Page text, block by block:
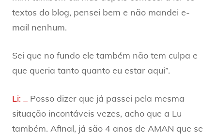
textos do blog, pensei bem e não mandei e-
mail nenhum.
Sei que no fundo ele também não tem culpa e
que queria tanto quanto eu estar aqui”.
Li: _
Posso dizer que já passei pela mesma
situação incontáveis vezes, acho que a Lu
também. Afinal, já são 4 anos de AMAN que se